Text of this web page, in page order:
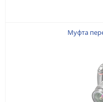
Муфта